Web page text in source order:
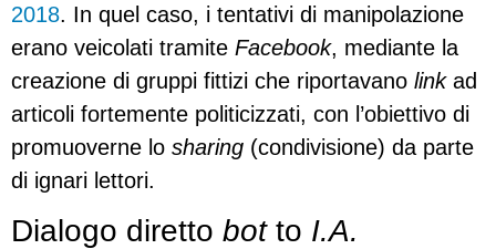
2018. In quel caso, i tentativi di manipolazione
erano veicolati tramite Facebook, mediante la
creazione di gruppi fittizi che riportavano linkad
articoli fortemente politicizzati, con l’obiettivo di
promuoverne lo sharing (condivisione) da parte
di ignari lettori.
Dialogo diretto botto I.A.